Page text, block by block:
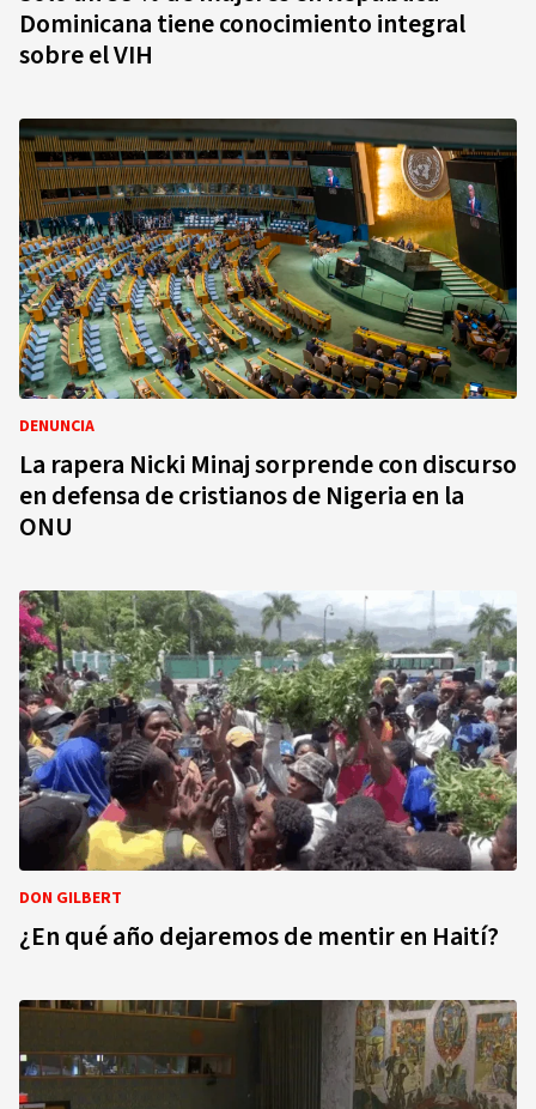
Dominicana tiene conocimiento integral
sobre el VIH
DENUNCIA
La rapera Nicki Minaj sorprende con discurso
en defensa de cristianos de Nigeria en la
ONU
DON GILBERT
¿En qué año dejaremos de mentir en Haití?